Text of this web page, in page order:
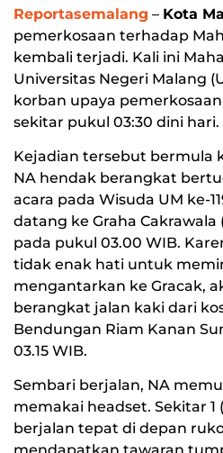
Reportasemalang – Kota
pemerkosaan terhadap
kembali terjadi. Kali ini
Universitas Negeri Malang
korban upaya pemerkosaan
sekitar pukul 03:30 dini hari.
Kejadian tersebut bermula
NA hendak berangkat
acara pada Wisuda UM ke-
datang ke Graha Cakrawala
pada pukul 03.00 WIB.
tidak enak hati untuk
mengantarkan ke Gracak,
berangkat jalan kaki dari
Bendungan Riam Kanan
03.15 WIB.
Sembari berjalan, NA
memakai headset. Sekitar 1
berjalan tepat di depan